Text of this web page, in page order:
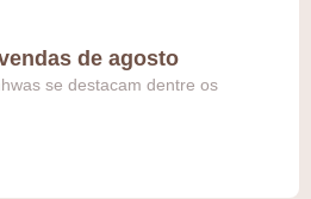
de agosto
se destacam dentre os